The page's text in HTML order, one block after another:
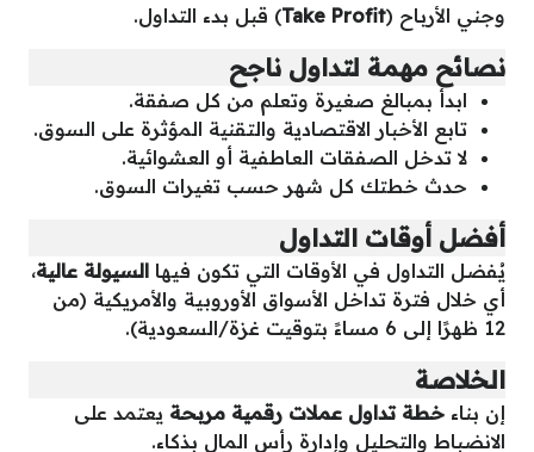
وجني الأرباح (Take Profit) قبل بدء التداول.
نصائح مهمة لتداول ناجح
ابدأ بمبالغ صغيرة وتعلم من كل صفقة.
تابع الأخبار الاقتصادية والتقنية المؤثرة على السوق.
لا تدخل الصفقات العاطفية أو العشوائية.
حدث خطتك كل شهر حسب تغيرات السوق.
أفضل أوقات التداول
يُفضل التداول في الأوقات التي تكون فيها السيولة عالية،
أي خلال فترة تداخل الأسواق الأوروبية والأمريكية (من
12 ظهرًا إلى 6 مساءً بتوقيت غزة/السعودية).
الخلاصة
إن بناء خطة تداول عملات رقمية مربحة يعتمد على
الانضباط والتحليل وإدارة رأس المال بذكاء.